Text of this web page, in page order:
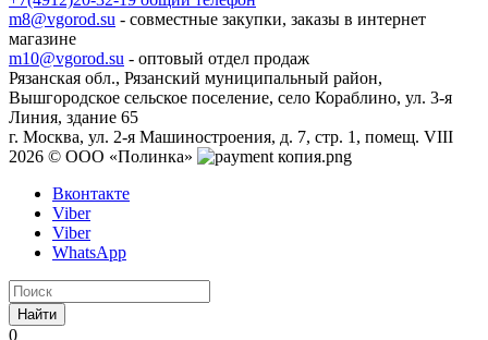
m8@vgorod.su - совместные закупки, заказы в интернет
магазине
m10@vgorod.su - оптовый отдел продаж
Рязанская обл., Рязанский муниципальный район,
Вышгородское сельское поселение, село Кораблино, ул. 3-я
Линия, здание 65
г. Москва, ул. 2-я Машиностроения, д. 7, стр. 1, помещ. VIII
2026 © ООО «Полинка»
Вконтакте
Viber
Viber
WhatsApp
Найти
0